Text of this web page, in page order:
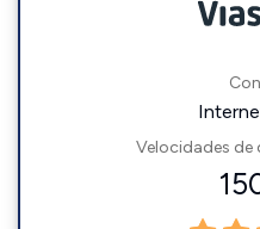
Velocidades de